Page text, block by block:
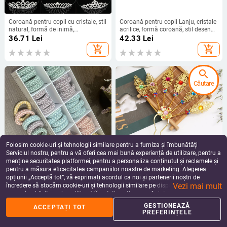
Coroană pentru copii cu cristale, stil
natural, formă de inimă,
electroplacare
36.71 Lei
add_shopping_cart
Coroană pentru copii Lanju, cristale
acrilice, formă coroană, stil desen
animat, procesare cu ultrasunete
42.33 Lei
add_shopping_cart
Bentiță pentru păr din nylon, Zhaoyi,
stil coreean, elasticitate înaltă,
execuție de precizie
44.75Lei
add_shopping_cart
Clamă de păr în stil etnic, din aliaj,
cu încrustație de aur, pentru femei
33.36 - 44.20 Lei
add_shopping_cart
Folosim cookie-uri și tehnologii similare pentru a furniza și îmbunătăți
Serviciul nostru, pentru a vă oferi cea mai bună experiență de utilizare, pentru a
menține securitatea platformei, pentru a personaliza conținutul și reclamele și
pentru a măsura eficacitatea campaniilor noastre de marketing. Alegerea
opțiunii „Acceptă tot”, vă exprimați acordul ca noi și partenerii noștri de
încredere să stocăm cookie-uri și tehnologii similare pe dispozitivul dvs. în
scopuri publicitare și analitice. Vă puteți gestiona preferințele în orice moment
făcând clic pe „Gestionează preferințele”. Pentru mai multe informații, vă
rugăm să consultațiPolitica noastră de confidențialitate.
Vezi mai mult
ACCEPTAȚI TOT
GESTIONEAZĂ
PREFERINȚELE
search
Căutare